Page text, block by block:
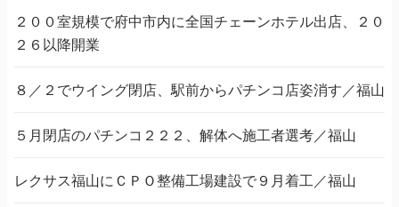
２００室規模で府中市内に全国チェーンホテル出店、２０
２６以降開業
８／２でウイング閉店、駅前からパチンコ店姿消す／福山
５月閉店のパチンコ２２２、解体へ施工者選考／福山
レクサス福山にＣＰＯ整備工場建設で９月着工／福山